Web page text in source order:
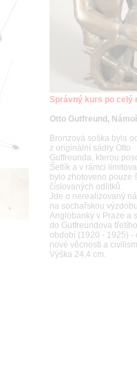
Správný kurs po celý
Otto Gutfreund,
Bronzová soška byla
z originální sádry Otto
Gutfreunda, kterou
Šetlík a v rámci
bylo zhotoveno pouze
číslovaných odlitků.
Jde o nerealizovaný
na sochařskou
Anglobanky v Praze a
do Gutfreundova
období (1920 - 1925) -
nové věcnosti a
Výška 24,4 cm.